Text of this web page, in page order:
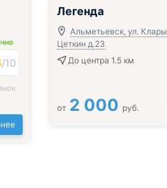
/10
Легенда
Альметьевск, ул. Клары
Цеткин д.23
До центра 1.5 км
от 2 000 руб.